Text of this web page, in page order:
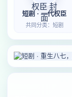
短剧 · 一代权臣
共同分类：短剧